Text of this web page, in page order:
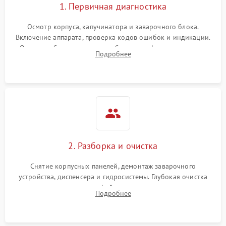
1. Первичная диагностика
Осмотр корпуса, капучинатора и заварочного блока.
Включение аппарата, проверка кодов ошибок и индикации.
Оценка работы помпы, термоблока и кофемолки на слух.
Измерение температуры и давления воды для выявления
Подробнее
2. Разборка и очистка
Снятие корпусных панелей, демонтаж заварочного
устройства, диспенсера и гидросистемы. Глубокая очистка
внутренних узлов от кофейных масел, жмыха и накипи.
Промывка дренажных каналов и фильтров с использованием
Подробнее